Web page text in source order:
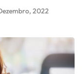
2022